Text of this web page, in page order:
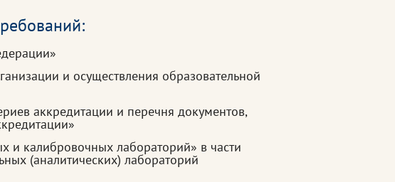
и осуществления образовательной
аккредитации и перечня документов,
калибровочных лабораторий» в части
(аналитических) лабораторий